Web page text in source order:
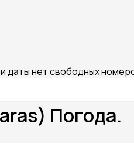
даты нет свободных
Погода.